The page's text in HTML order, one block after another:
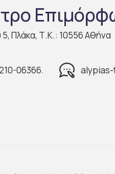
Πλάκα, Τ.Κ.: 10556 Αθήνα
06366.